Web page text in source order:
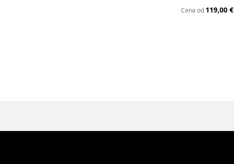
Cena od 119,00 €